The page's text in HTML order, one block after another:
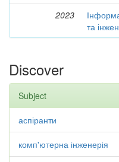
2023
та
Discover
Subject
аспіранти
комп'ютерна інженерія